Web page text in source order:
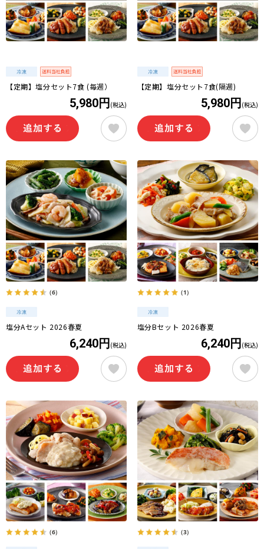
【定期】塩分セット7食 (毎週）
5,980円 (税込)
【定期】塩分セット7食(隔週)
5,980円 (税込)
（6）
塩分Aセット 2026春夏
6,240円 (税込)
（1）
塩分Bセット 2026春夏
6,240円 (税込)
（6） （3）